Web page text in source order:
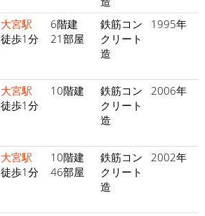
大宮駅
徒歩1分
6階建
21部屋
鉄筋コン
クリート
造
1995年
大宮駅
徒歩1分
10階建
鉄筋コン
クリート
造
2006年
大宮駅
徒歩1分
10階建
46部屋
鉄筋コン
クリート
造
2002年